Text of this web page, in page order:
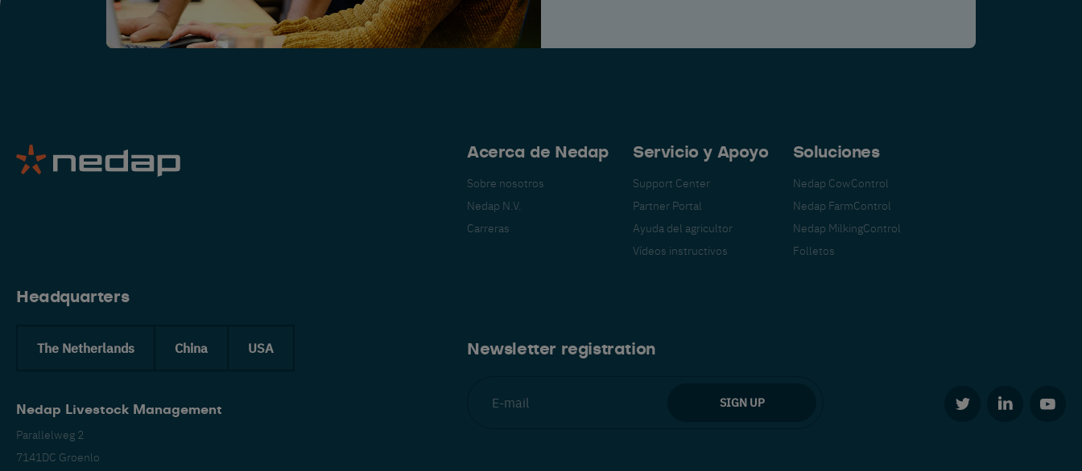
Headquarters
The Netherlands China USA
Nedap Livestock Management
Parallelweg 2
7141DC Groenlo
Acerca de Nedap
Sobre nosotros
Nedap N.V.
Carreras
Servicio y Apoyo
Support Center
Partner Portal
Ayuda del agricultor
Vídeos instructivos
Soluciones
Nedap CowControl
Nedap FarmControl
Nedap MilkingControl
Folletos
Newsletter registration
Cambia a tu idioma preferido